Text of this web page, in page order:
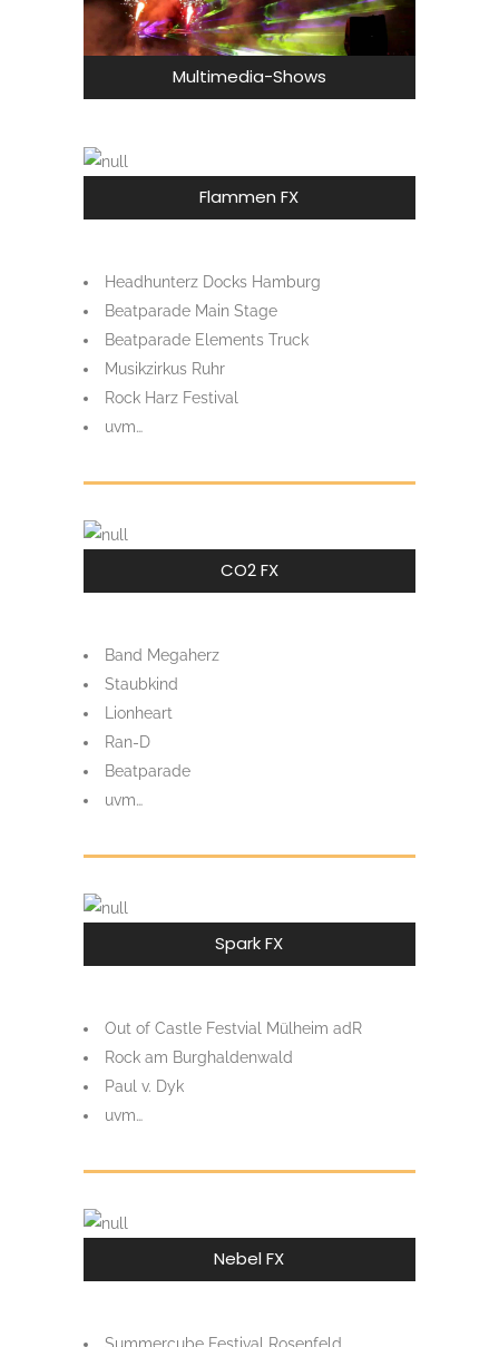
Multimedia-Shows
Flammen FX
Headhunterz Docks Hamburg
Beatparade Main Stage
Beatparade Elements Truck
Musikzirkus Ruhr
Rock Harz Festival
uvm…
CO2 FX
Band Megaherz
Staubkind
Lionheart
Ran-D
Beatparade
uvm…
Spark FX
Out of Castle Festvial Mülheim adR
Rock am Burghaldenwald
Paul v. Dyk
uvm…
Nebel FX
Summercube Festival Rosenfeld